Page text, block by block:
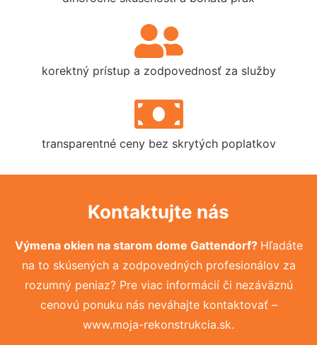
korektný prístup a zodpovednosť za služby
transparentné ceny bez skrytých poplatkov
Kontaktujte nás
Výmena okien na starom dome Gattendorf? Hľadáte
na to skúsených a zodpovedných profesionálov za
rozumný peniaz? Pre viac informácií či nezáväznú
cenovú ponuku nás neváhajte kontaktovať –
www.moja-rekonstrukcia.sk.